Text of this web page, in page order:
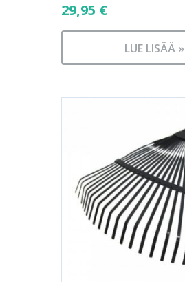
29,95 €
LUE LISÄÄ »